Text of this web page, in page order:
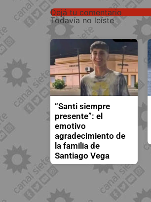
Dejá tu comentario
Todavía no leíste
“Santi siempre
presente”: el
emotivo
agradecimiento de
la familia de
Santiago Vega